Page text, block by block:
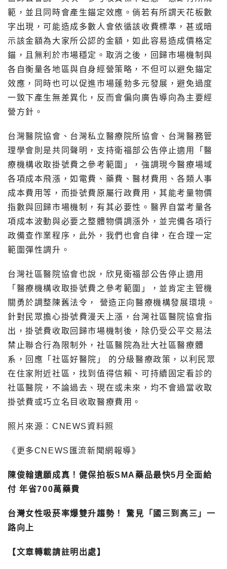
範，並且同時會產生錨定效應。倘若有所謂天花板數
字出現，可能造成多數人會依循該收費標準，甚或暗
示該金額為大家所公認的金額，如此容易造成價格定
錨，且無利於市場穩定。取消之後，回歸市場機制與
各自衡量各地區與自身經營策略，不但可以避免錨定
效應，同時也可以促進市場蓬勃多元發展，避免過度
一致下產生無差異化，反而會偏向廣告導向為主要經
營方針。
台灣醫院協會、台灣私立醫療院所協會、台灣醫務管
理學會則是共同聲明，支持衛福部公告停止適用「醫
療機構收取掛號費之參考範圍」，強調現今醫療場域
各項成本飛漲，如電費、藥費、醫材費用、各類人事
成本費用等，而掛號費原屬行政費用，其能考量物價
指數與回歸市場機制，有其必要性。醫界自當考量各
項成本波動與必要之整體物價調漲外，並完備各項行
政備查作業程序，此外，我們也會自律，在合理一定
範圍彈性調升。
台灣社區醫院協會也說，欣見衛福部公告停止適用
「醫療機構收取掛號費之參考範圍」，並肯定主管機
關勇於調整陳舊法令， 營造正向醫療機構發展環境。
針對民眾擔心掛號費漫天上漲，台灣社區醫院協會指
出，掛號費收取回歸市場機制後，除仍受公平交易法
禁止聯合行為限制外，社區醫院為壯大社區醫療體
系，回應「社區好醫院」 的分級醫療政策，以利民眾
在住家附近社區，找到值得信賴、可持續固定看診的
社區醫院，不論過去、現在或未來，均不會過當收取
掛號費或巧立名目收取醫療費用。
照片來源：CNEWS資料照
《更多CNEWS匯流新聞網報導》
陳俊翰遺願成真！健保拍板SMA藥品最快5月全面給
付 年省700萬藥費
台灣女性吸菸率爆雙升趨勢！ 驚見「國三到高三」一
路向上
【文章轉載請註明出處】